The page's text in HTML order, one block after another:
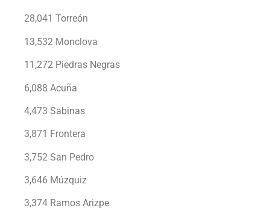
28,041 Torreón
13,532 Monclova
11,272 Piedras Negras
6,088 Acuña
4,473 Sabinas
3,871 Frontera
3,752 San Pedro
3,646 Múzquiz
3,374 Ramos Arizpe